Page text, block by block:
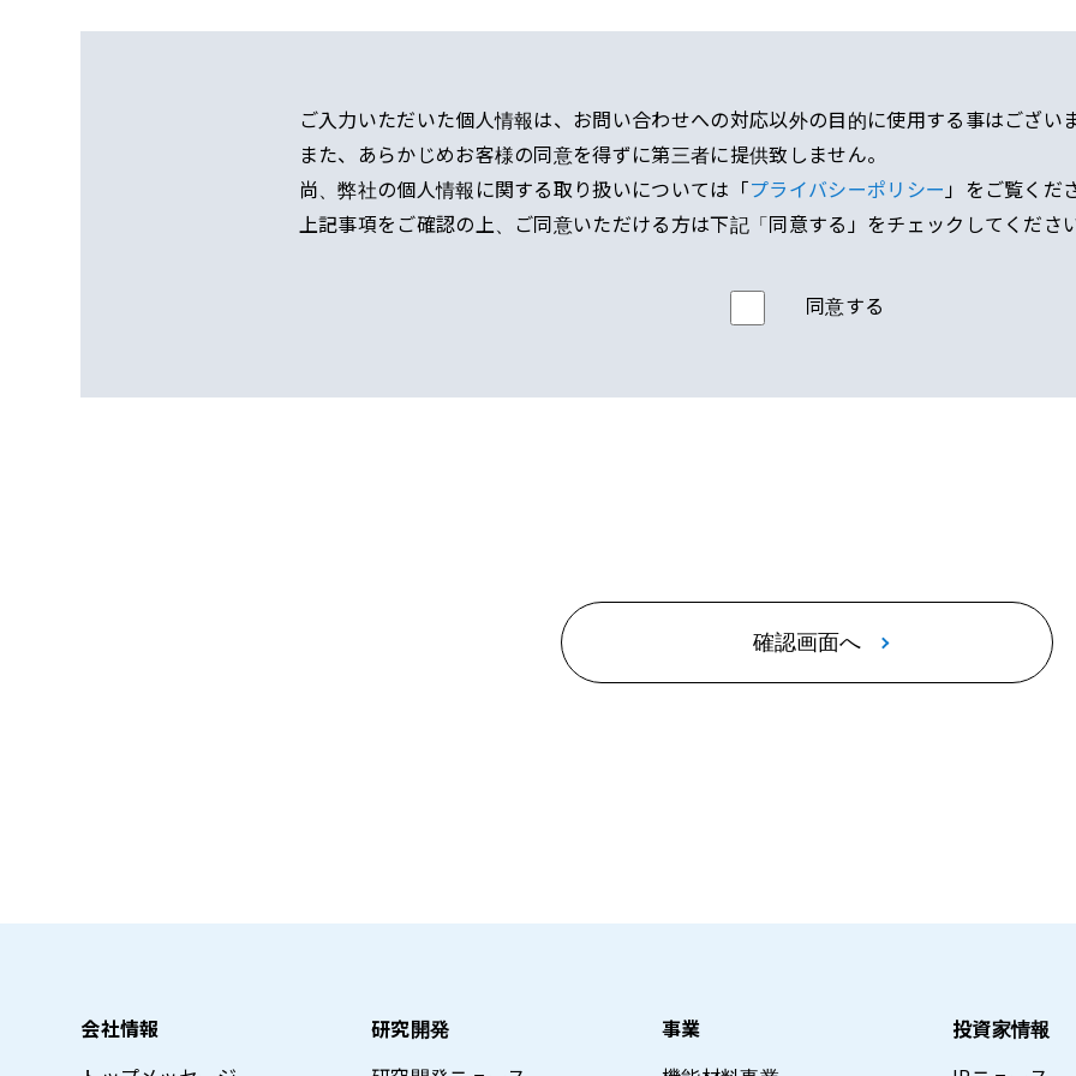
ご⼊⼒いただいた個⼈情報は、お問い合わせへの対応以外の⽬的に使⽤する事はござい
また、あらかじめお客様の同意を得ずに第三者に提供致しません。
尚、弊社の個⼈情報に関する取り扱いについては「プライバシーポリシー」をご覧くだ
上記事項をご確認の上、ご同意いただける⽅は下記「同意する」をチェックしてください
同意する
確認画面へ
会社情報
研究開発
事業
投資家情報